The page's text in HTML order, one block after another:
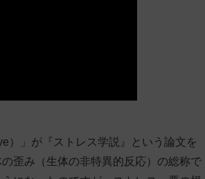
）」が『ストレス学説』という論文を
歪み（生体の非特異的反応）の総称で